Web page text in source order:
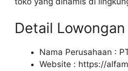
Detail Lowongan
Nama Perusahaan :
Website : https://